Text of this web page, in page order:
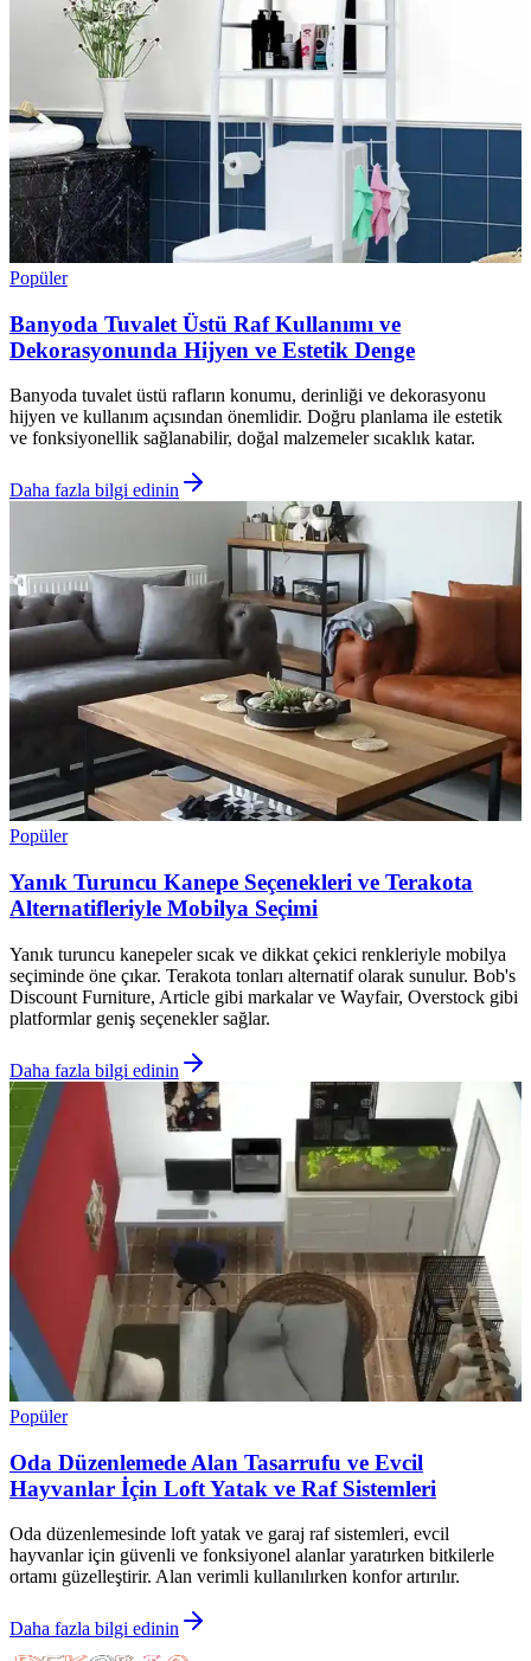
Popüler
Banyoda Tuvalet Üstü Raf Kullanımı ve
Dekorasyonunda Hijyen ve Estetik Denge
Banyoda tuvalet üstü rafların konumu, derinliği ve dekorasyonu
hijyen ve kullanım açısından önemlidir. Doğru planlama ile estetik
ve fonksiyonellik sağlanabilir, doğal malzemeler sıcaklık katar.
Daha fazla bilgi edinin
Popüler
Yanık Turuncu Kanepe Seçenekleri ve Terakota
Alternatifleriyle Mobilya Seçimi
Yanık turuncu kanepeler sıcak ve dikkat çekici renkleriyle mobilya
seçiminde öne çıkar. Terakota tonları alternatif olarak sunulur. Bob's
Discount Furniture, Article gibi markalar ve Wayfair, Overstock gibi
platformlar geniş seçenekler sağlar.
Daha fazla bilgi edinin
Popüler
Oda Düzenlemede Alan Tasarrufu ve Evcil
Hayvanlar İçin Loft Yatak ve Raf Sistemleri
Oda düzenlemesinde loft yatak ve garaj raf sistemleri, evcil
hayvanlar için güvenli ve fonksiyonel alanlar yaratırken bitkilerle
ortamı güzelleştirir. Alan verimli kullanılırken konfor artırılır.
Daha fazla bilgi edinin